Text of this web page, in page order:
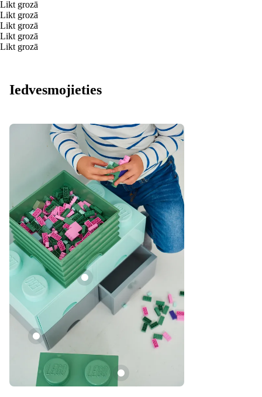
Likt grozā
Likt grozā
Likt grozā
Likt grozā
Likt grozā
Iedvesmojieties